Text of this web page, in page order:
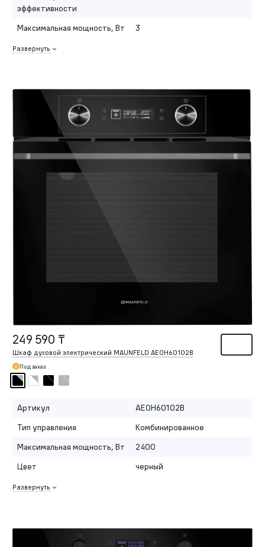
эффективности
Максимальная мощность, Вт 3
Развернуть
249 590 ₸
Шкаф духовой электрический MAUNFELD AEOH60102B
Под заказ
Артикул
AEOH60102B
Тип управления
Комбинированное
Максимальная мощность, Вт
2400
Цвет
черный
Развернуть